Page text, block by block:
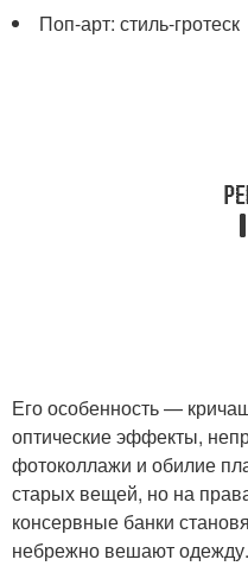
Поп-арт: стиль-гротеск
Его особенность —
оптические эффекты,
фотоколлажи и обилие
старых вещей, но на
консервные банки
небрежно вешают одежду.